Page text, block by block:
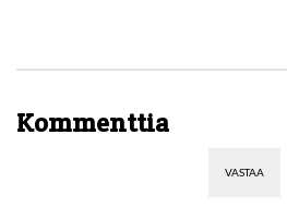
Kommenttia
VASTAA